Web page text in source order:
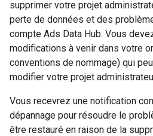
supprimer votre projet
perte de données et des
compte Ads Data Hub. Vous
modifications à venir dans votre
conventions de nommage) qui
modifier votre projet
Vous recevrez une notification
dépannage pour résoudre le
être restauré en raison de la